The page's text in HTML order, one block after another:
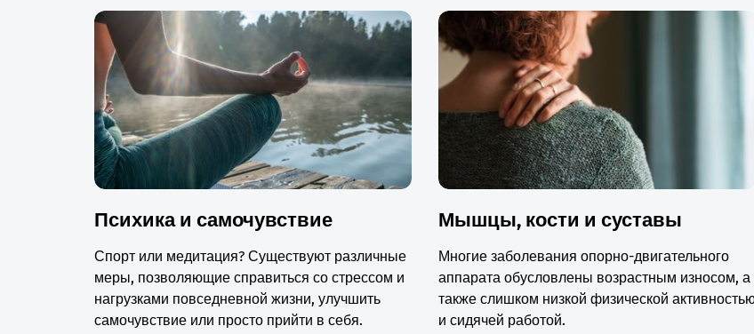
Психика и самочувствие
Спорт или медитация? Существуют различные
меры, позволяющие справиться со стрессом и
нагрузками повседневной жизни, улучшить
самочувствие или просто прийти в себя.
Мышцы, кости и суставы
Многие заболевания опорно-двигательного
аппарата обусловлены возрастным износом, а
также слишком низкой физической
и сидячей работой.